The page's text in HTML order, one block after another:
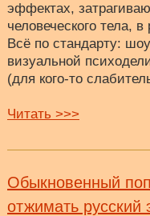
эффектах,
человеческого тела,
Всё по стандарту:
визуальной
(для кого-то
Читать >>>
Обыкновенный
отжимать русский